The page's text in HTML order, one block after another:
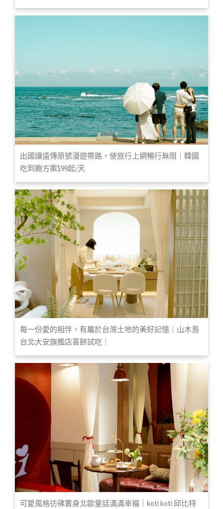
出國讓遠傳原號漫遊帶路，使旅行上網暢行無阻｜韓國
吃到飽方案$99起/天
每一份愛的相伴，有屬於台灣土地的美好記憶｜山木島
台北大安旗艦店喜餅試吃｜
可愛風格彷彿置身北歐童話滿滿幸福｜koti koti 邱比特